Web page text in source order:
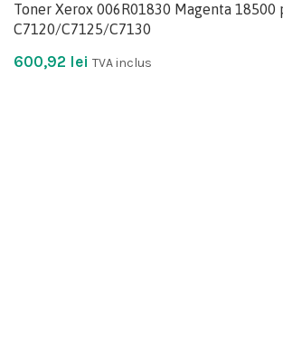
Toner Xerox 006R01830 Magenta 18500
C7120/C7125/C7130
600,92 lei TVA inclus